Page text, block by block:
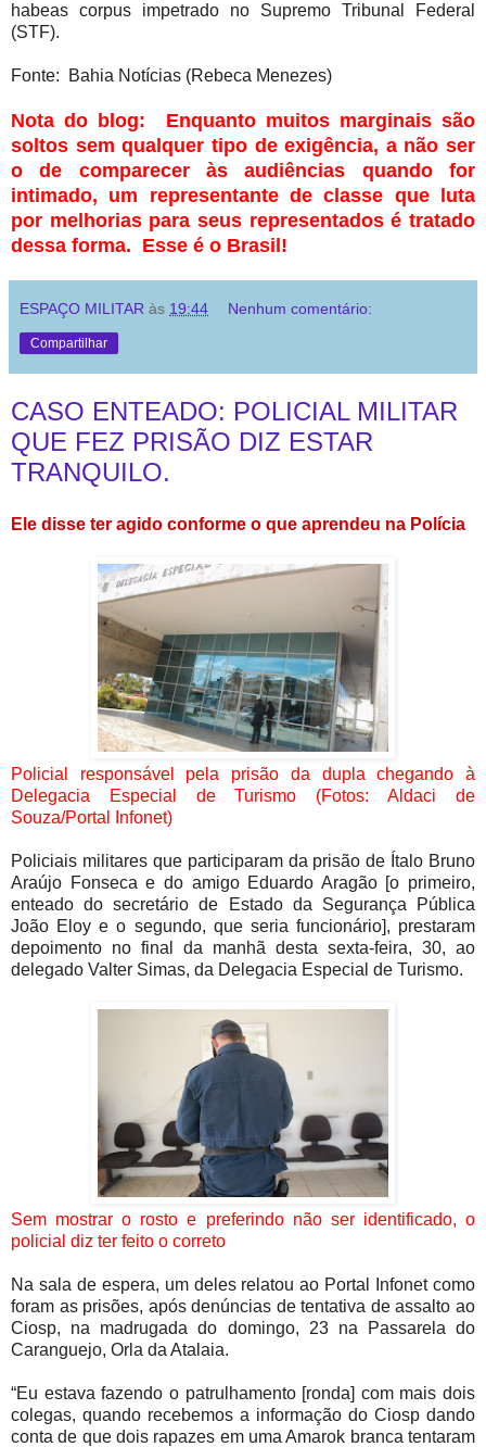
habeas corpus impetrado no Supremo Tribunal Federal
(STF).
Fonte: Bahia Notícias (Rebeca Menezes)
Nota do blog: Enquanto muitos marginais são
soltos sem qualquer tipo de exigência, a não ser
o de comparecer às audiências quando for
intimado, um representante de classe que luta
por melhorias para seus representados é tratado
dessa forma. Esse é o Brasil!
ESPAÇO MILITAR às 19:44 Nenhum comentário:
Compartilhar
CASO ENTEADO: POLICIAL MILITAR
QUE FEZ PRISÃO DIZ ESTAR
TRANQUILO.
Ele disse ter agido conforme o que aprendeu na Polícia
Policial responsável pela prisão da dupla chegando à
Delegacia Especial de Turismo (Fotos: Aldaci de
Souza/Portal Infonet)
Policiais militares que participaram da prisão de Ítalo Bruno
Araújo Fonseca e do amigo Eduardo Aragão [o primeiro,
enteado do secretário de Estado da Segurança Pública
João Eloy e o segundo, que seria funcionário], prestaram
depoimento no final da manhã desta sexta-feira, 30, ao
delegado Valter Simas, da Delegacia Especial de Turismo.
Sem mostrar o rosto e preferindo não ser identificado, o
policial diz ter feito o correto
Na sala de espera, um deles relatou ao Portal Infonet como
foram as prisões, após denúncias de tentativa de assalto ao
Ciosp, na madrugada do domingo, 23 na Passarela do
Caranguejo, Orla da Atalaia.
“Eu estava fazendo o patrulhamento [ronda] com mais dois
colegas, quando recebemos a informação do Ciosp dando
conta de que dois rapazes em uma Amarok branca tentaram